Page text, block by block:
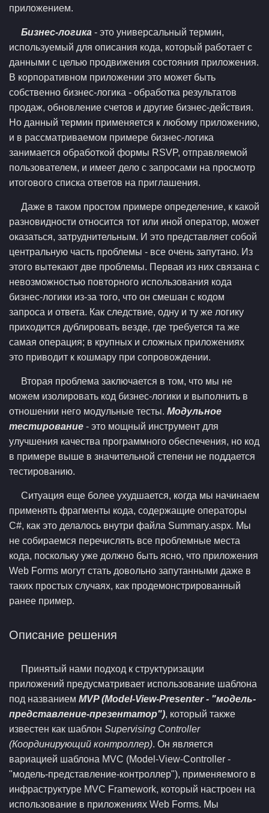
приложением.
Бизнес-логика - это универсальный термин,
используемый для описания кода, который работает с
данными с целью продвижения состояния приложения.
В корпоративном приложении это может быть
собственно бизнес-логика - обработка результатов
продаж, обновление счетов и другие бизнес-действия.
Но данный термин применяется к любому приложению,
и в рассматриваемом примере бизнес-логика
занимается обработкой формы RSVP, отправляемой
пользователем, и имеет дело с запросами на просмотр
итогового списка ответов на приглашения.
Даже в таком простом примере определение, к какой
разновидности относится тот или иной оператор, может
оказаться, затруднительным. И это представляет собой
центральную часть проблемы - все очень запутано. Из
этого вытекают две проблемы. Первая из них связана с
невозможностью повторного использования кода
бизнес-логики из-за того, что он смешан с кодом
запроса и ответа. Как следствие, одну и ту же логику
приходится дублировать везде, где требуется та же
самая операция; в крупных и сложных приложениях
это приводит к кошмару при сопровождении.
Вторая проблема заключается в том, что мы не
можем изолировать код бизнес-логики и выполнить в
отношении него модульные тесты. Модульное
тестирование - это мощный инструмент для
улучшения качества программного обеспечения, но код
в примере выше в значительной степени не поддается
тестированию.
Ситуация еще более ухудшается, когда мы начинаем
применять фрагменты кода, содержащие операторы
C#, как это делалось внутри файла Summary.aspx. Мы
не собираемся перечислять все проблемные места
кода, поскольку уже должно быть ясно, что приложения
Web Forms могут стать довольно запутанными даже в
таких простых случаях, как продемонстрированный
ранее пример.
Описание решения
Принятый нами подход к структуризации
приложений предусматривает использование шаблона
под названием MVP (Model-View-Presenter - "модель-
представление-презентатор"), который также
известен как шаблон Supervising Controller
(Координирующий контроллер). Он является
вариацией шаблона MVC (Model-View-Controller -
"модель-представление-контроллер"), применяемого в
инфраструктуре MVC Framework, который настроен на
использование в приложениях Web Forms. Мы